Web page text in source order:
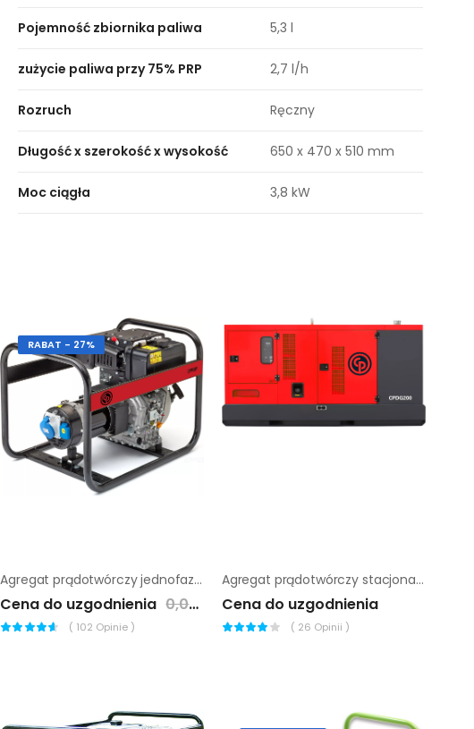
Pojemność zbiornika paliwa 5,3 l
zużycie paliwa przy 75% PRP 2,7 l/h
Rozruch Ręczny
Długość x szerokość x wysokość 650 x 470 x 510 mm
Moc ciągła 3,8 kW
RABAT - 27%
Agregat prądotwórczy jednofazowy Chicago Pneumatic cppg 6P
Cena do uzgodnienia 0,00 zł
( 102 Opinie )
Agregat prądotwórczy stacjonarny Chicago Pneumatic Cpdg 200
Cena do uzgodnienia
( 26 Opinii )